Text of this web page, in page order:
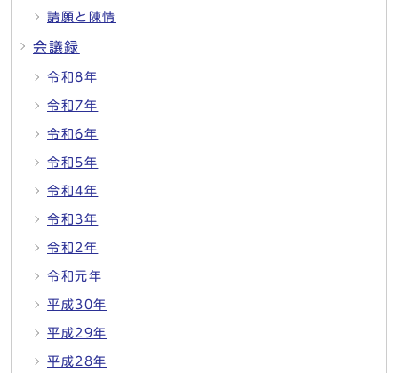
請願と陳情
会議録
令和8年
令和7年
令和6年
令和5年
令和4年
令和3年
令和2年
令和元年
平成30年
平成29年
平成28年